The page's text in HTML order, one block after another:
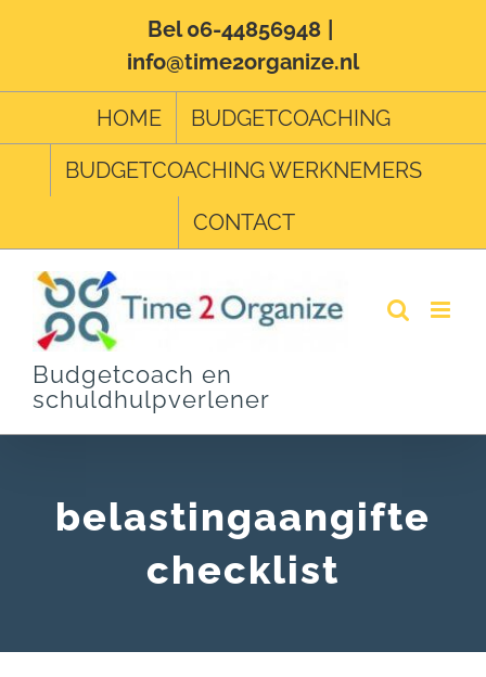
Bel 06-44856948
info@time2organize.nl
HOME
BUDGETCOACHING
BUDGETCOACHING WERKNEMERS
CONTACT
Budgetcoach en
schuldhulpverlener
belastingaangifte
checklist